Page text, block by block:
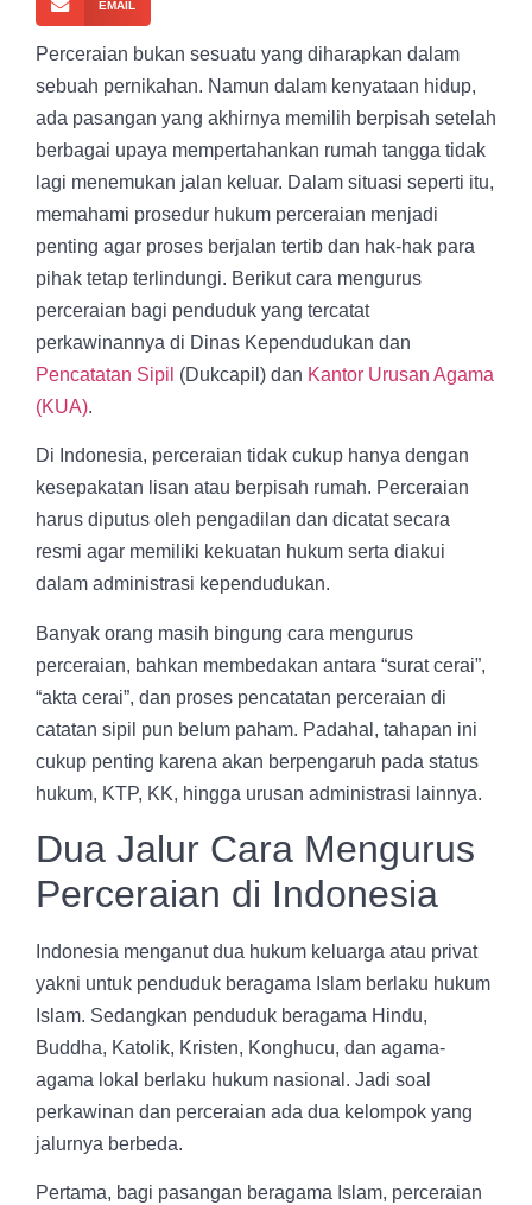
EMAIL
Perceraian bukan sesuatu yang diharapkan dalam
sebuah pernikahan. Namun dalam kenyataan hidup,
ada pasangan yang akhirnya memilih berpisah setelah
berbagai upaya mempertahankan rumah tangga tidak
lagi menemukan jalan keluar. Dalam situasi seperti itu,
memahami prosedur hukum perceraian menjadi
penting agar proses berjalan tertib dan hak-hak para
pihak tetap terlindungi. Berikut cara mengurus
perceraian bagi penduduk yang tercatat
perkawinannya di Dinas Kependudukan dan
Pencatatan Sipil (Dukcapil) dan Kantor Urusan Agama
(KUA).
Di Indonesia, perceraian tidak cukup hanya dengan
kesepakatan lisan atau berpisah rumah. Perceraian
harus diputus oleh pengadilan dan dicatat secara
resmi agar memiliki kekuatan hukum serta diakui
dalam administrasi kependudukan.
Banyak orang masih bingung cara mengurus
perceraian, bahkan membedakan antara “surat cerai”,
“akta cerai”, dan proses pencatatan perceraian di
catatan sipil pun belum paham. Padahal, tahapan ini
cukup penting karena akan berpengaruh pada status
hukum, KTP, KK, hingga urusan administrasi lainnya.
Dua Jalur Cara Mengurus
Perceraian di Indonesia
Indonesia menganut dua hukum keluarga atau privat
yakni untuk penduduk beragama Islam berlaku hukum
Islam. Sedangkan penduduk beragama Hindu,
Buddha, Katolik, Kristen, Konghucu, dan agama-
agama lokal berlaku hukum nasional. Jadi soal
perkawinan dan perceraian ada dua kelompok yang
jalurnya berbeda.
Pertama, bagi pasangan beragama Islam, perceraian